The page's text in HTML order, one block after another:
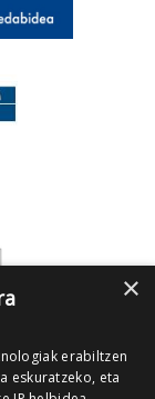
×
erabiltzen
eskuratzeko, eta